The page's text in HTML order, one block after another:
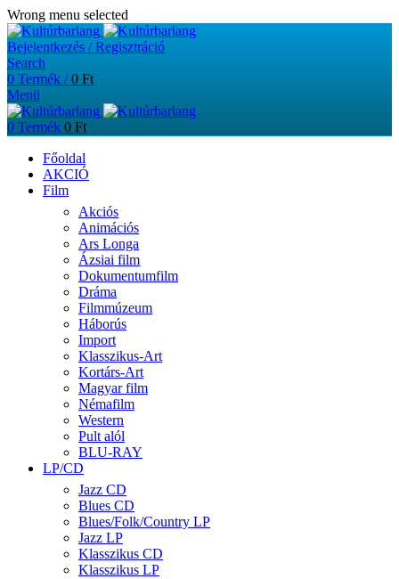
Wrong menu selected
Bejelentkezés / Regisztráció
Search
0 Termék / 0 Ft
Menü
0 Termék 0 Ft
Főoldal
AKCIÓ
Film
Akciós
Animációs
Ars Longa
Ázsiai film
Dokumentumfilm
Dráma
Filmmúzeum
Háborús
Import
Klasszikus-Art
Kortárs-Art
Magyar film
Némafilm
Western
Pult alól
BLU-RAY
LP/CD
Jazz CD
Blues CD
Blues/Folk/Country LP
Jazz LP
Klasszikus CD
Klasszikus LP